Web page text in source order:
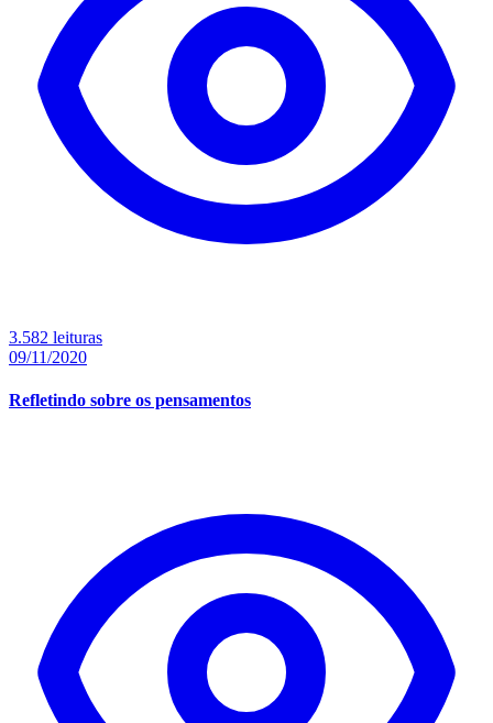
3.582 leituras
09/11/2020
Refletindo sobre os pensamentos